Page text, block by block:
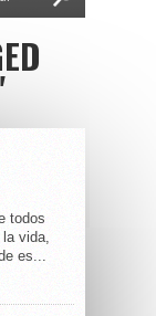
todos
vida,
es...